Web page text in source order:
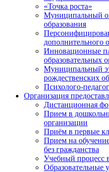
«Точка роста»
Муниципальный
образования
дополнительного
Инновационные
образовательных
Муниципальный
рождественских
Психолого-
Организация
Дистанционная
Прием в
организации
Приём в первые
Прием на
без гражданства
Учебный процесс
Образовательные